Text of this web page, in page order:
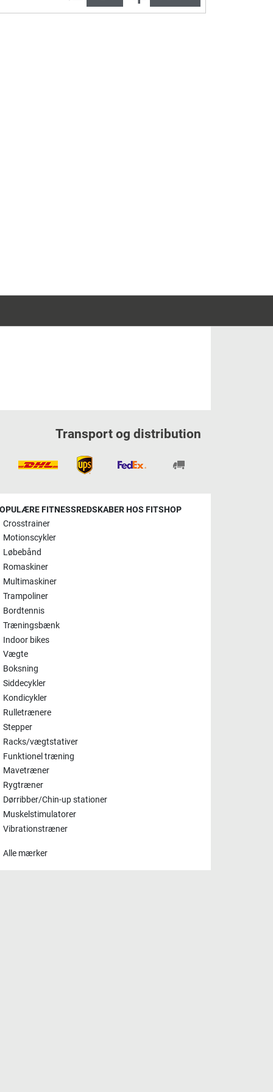
Transport og distribution
FITNESSREDSKABER HOS FITSHOP
Crosstrainer
Motionscykler
Løbebånd
Romaskiner
Multimaskiner
Trampoliner
Bordtennis
Træningsbænk
Indoor bikes
Vægte
Boksning
Siddecykler
Kondicykler
Rulletrænere
Stepper
Racks/vægtstativer
Funktionel træning
Mavetræner
Rygtræner
Dørribber/Chin-up stationer
Muskelstimulatorer
Vibrationstræner
Alle mærker